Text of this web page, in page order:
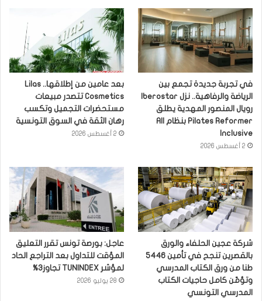
في تجربة جديدة تجمع بين
رويال المنصور المهدية يطلق
Pilates Reformer بنظام All
Inclusive
2 أغسطس 2026
بعد عامين من إطلاقها.. Lilas
Cosmetics تتصدر مبيعات
مستحضرات التجميل وتكسب
رهان الثقة في السوق التونسية
2 أغسطس 2026
شركة عجين الحلفاء والورق
بالقصرين تنجح في تأمين 5446
طنا من ورق الكتاب المدرسي
وتؤمّن كامل حاجيات الكتاب
المدرسي التونسي
عاجل: بورصة تونس تقرر التعليق
المؤقت للتداول بعد التراجع الحاد
لمؤشر TUNINDEX تجاوز3%
28 يوليو 2026